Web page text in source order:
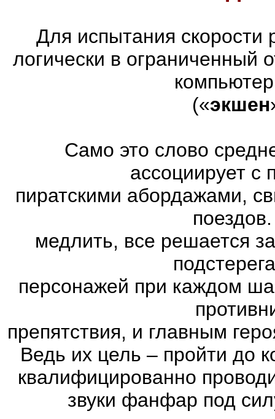
Для испытания скорости
логически в ограниченный
(«экшен
Само это слово
ассоциирует с
пиратскими абордажами,
медлить, все решается
персонажей при каждом
препятствия, и главным
Ведь их цель – пройти до
квалифицированно
звуки фанфар под